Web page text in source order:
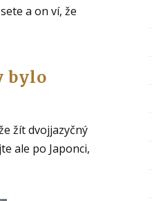
a on ví, že
bylo
žít dvojjazyčný
ale po Japonci,